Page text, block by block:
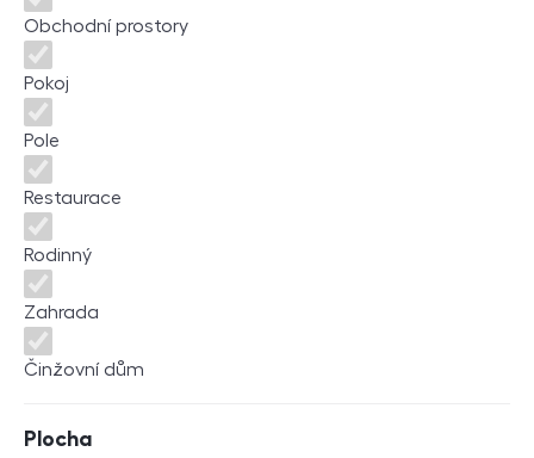
Obchodní prostory
Pokoj
Pole
Restaurace
Rodinný
Zahrada
Činžovní dům
Plocha